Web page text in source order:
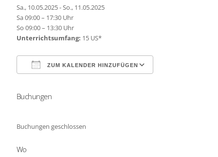
Sa., 10.05.2025 - So., 11.05.2025
Sa 09:00 – 17:30 Uhr
So 09:00 – 13:30 Uhr
Unterrichtsumfang: 15 US*
ZUM KALENDER HINZUFÜGEN
ICS herunterladen
Buchungen
Buchungen geschlossen
Wo